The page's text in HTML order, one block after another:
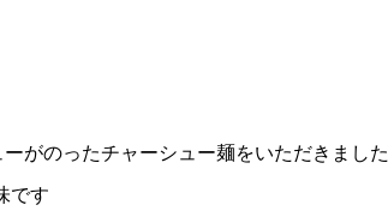
がのったチャーシュー麺をいただきました
です